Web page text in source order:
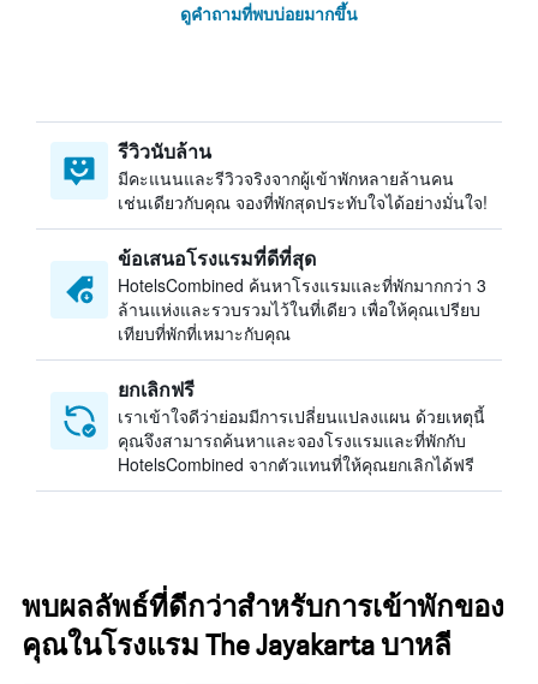
ดูคำถามที่พบบ่อยมากขึ้น
รีวิวนับล้าน
มีคะแนนและรีวิวจริงจากผู้เข้าพักหลายล้านคน
เช่นเดียวกับคุณ จองที่พักสุดประทับใจได้อย่างมั่นใจ!
ข้อเสนอโรงแรมที่ดีที่สุด
HotelsCombined ค้นหาโรงแรมและที่พักมากกว่า 3
ล้านแห่งและรวบรวมไว้ในที่เดียว เพื่อให้คุณเปรียบ
เทียบที่พักที่เหมาะกับคุณ
ยกเลิกฟรี
เราเข้าใจดีว่าย่อมมีการเปลี่ยนแปลงแผน ด้วยเหตุนี้
คุณจึงสามารถค้นหาและจองโรงแรมและที่พักกับ
HotelsCombined จากตัวแทนที่ให้คุณยกเลิกได้ฟรี
พบผลลัพธ์ที่ดีกว่าสำหรับการเข้าพักของ
คุณในโรงแรม The Jayakarta บาหลี